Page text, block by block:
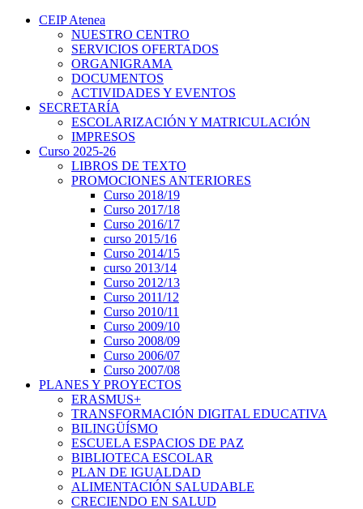
CEIP Atenea
NUESTRO CENTRO
SERVICIOS OFERTADOS
ORGANIGRAMA
DOCUMENTOS
ACTIVIDADES Y EVENTOS
SECRETARÍA
ESCOLARIZACIÓN Y MATRICULACIÓN
IMPRESOS
Curso 2025-26
LIBROS DE TEXTO
PROMOCIONES ANTERIORES
Curso 2018/19
Curso 2017/18
Curso 2016/17
curso 2015/16
Curso 2014/15
curso 2013/14
Curso 2012/13
Curso 2011/12
Curso 2010/11
Curso 2009/10
Curso 2008/09
Curso 2006/07
Curso 2007/08
PLANES Y PROYECTOS
ERASMUS+
TRANSFORMACIÓN DIGITAL EDUCATIVA
BILINGÜÍSMO
ESCUELA ESPACIOS DE PAZ
BIBLIOTECA ESCOLAR
PLAN DE IGUALDAD
ALIMENTACIÓN SALUDABLE
CRECIENDO EN SALUD